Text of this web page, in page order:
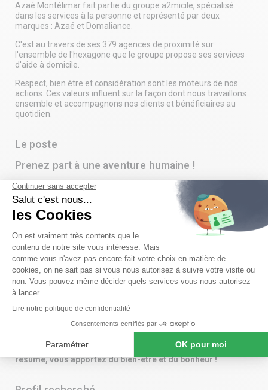
Azaé Montélimar fait partie du groupe a2micile, spécialisé
dans les services à la personne et représenté par deux
marques : Azaé et Domaliance.
C'est au travers de ses 379 agences de proximité sur
l'ensemble de l'hexagone que le groupe propose ses services
d'aide à domicile.
Respect, bien être et considération sont les moteurs de nos
actions. Ces valeurs influent sur la façon dont nous travaillons
ensemble et accompagnons nos clients et bénéficiaires au
quotidien.
Le poste
Prenez part à une aventure humaine !
Vous souhaitez exercer un métier où l’humain est au centre
des préoccupations ?
Nous recherchons, pour compléter
l’équipe de notre agence, un(e) aide ménager(ère)
intervenant sur le secteur de Montelimar.
Vos missions, en toute autonomie
Vous apportez une aide précieuse à nos clients et à nos
bénéficiaires en assurant l’entretien du domicile (ranger,
dépoussiérer, aspirer, nettoyer les surfaces et les sols) et du
linge (étendre, repasser, plier et ranger).
Par votre présence et votre écoute, vous redonnez le
sourire à des personnes parfois isolées.
Vos interventions permettent également à nos clients actifs de
consacrer davantage de temps à ce qui compte pour eux.
résumé, vous apportez du bien-être et du bonheur !